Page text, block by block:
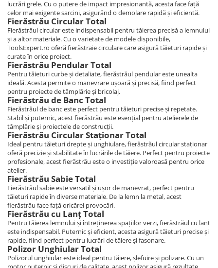
lucrări grele. Cu o putere de impact impresionantă, acesta face față
celor mai exigente sarcini, asigurând o demolare rapidă și eficientă.
Fierăstrău Circular Total
Fierăstrăul circular este indispensabil pentru tăierea precisă a lemnului
și a altor materiale. Cu o varietate de modele disponibile,
ToolsExpert.ro oferă fierăstraie circulare care asigură tăieturi rapide și
curate în orice proiect.
Fierăstrău Pendular Total
Pentru tăieturi curbe și detaliate, fierăstrăul pendular este unealta
ideală. Acesta permite o manevrare ușoară și precisă, fiind perfect
pentru proiecte de tâmplărie și bricolaj.
Fierăstrău de Banc Total
Fierăstrăul de banc este perfect pentru tăieturi precise și repetate.
Stabil și puternic, acest fierăstrău este esențial pentru atelierele de
tâmplărie și proiectele de construcții.
Fierăstrău Circular Staționar Total
Ideal pentru tăieturi drepte și unghiulare, fierăstrăul circular staționar
oferă precizie și stabilitate în lucrările de tăiere. Perfect pentru proiecte
profesionale, acest fierăstrău este o investiție valoroasă pentru orice
atelier.
Fierăstrău Sabie Total
Fierăstrăul sabie este versatil și ușor de manevrat, perfect pentru
tăieturi rapide în diverse materiale. De la lemn la metal, acest
fierăstrău face față oricărei provocări.
Fierăstrău cu Lanț Total
Pentru tăierea lemnului și întreținerea spațiilor verzi, fierăstrăul cu lanț
este indispensabil. Puternic și eficient, acesta asigură tăieturi precise și
rapide, fiind perfect pentru lucrări de tăiere și fasonare.
Polizor Unghiular Total
Polizorul unghiular este ideal pentru tăiere, șlefuire și polizare. Cu un